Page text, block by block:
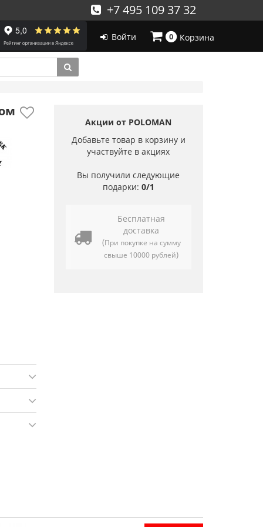
+7 495 109 37 32
Войти 0 Корзина
Акции от POLOMAN
Добавьте товар в корзину и
участвуйте в акциях
Вы получили следующие
подарки: 0/1
Бесплатная
доставка
(При покупке на сумму
свыше 10000 рублей)